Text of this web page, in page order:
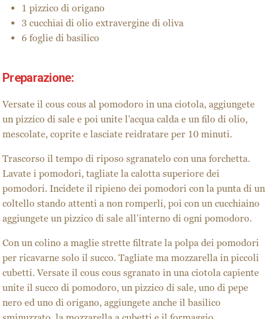
1 pizzico di origano
3 cucchiai di olio extravergine di oliva
6 foglie di basilico
Preparazione:
Versate il cous cous al pomodoro in una ciotola, aggiungete
un pizzico di sale e poi unite l’acqua calda e un filo di olio,
mescolate, coprite e lasciate reidratare per 10 minuti.
Trascorso il tempo di riposo sgranatelo con una forchetta.
Lavate i pomodori, tagliate la calotta superiore dei
pomodori. Incidete il ripieno dei pomodori con la punta di un
coltello stando attenti a non romperli, poi con un cucchiaino
aggiungete un pizzico di sale all’interno di ogni pomodoro.
Con un colino a maglie strette filtrate la polpa dei pomodori
per ricavarne solo il succo. Tagliate ma mozzarella in piccoli
cubetti. Versate il cous cous sgranato in una ciotola capiente
unite il succo di pomodoro, un pizzico di sale, uno di pepe
nero ed uno di origano, aggiungete anche il basilico